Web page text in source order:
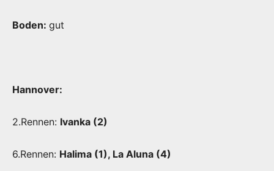
Boden: gut
Hannover:
2.Rennen: Ivanka (2)
6.Rennen: Halima (1), La Aluna (4)